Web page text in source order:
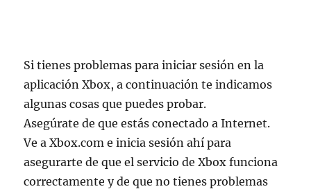
Si tienes problemas para iniciar sesión en la
aplicación Xbox, a continuación te indicamos
algunas cosas que puedes probar.
Asegúrate de que estás conectado a Internet.
Ve a Xbox.com e inicia sesión ahí para
asegurarte de que el servicio de Xbox funciona
correctamente y de que no tienes problemas